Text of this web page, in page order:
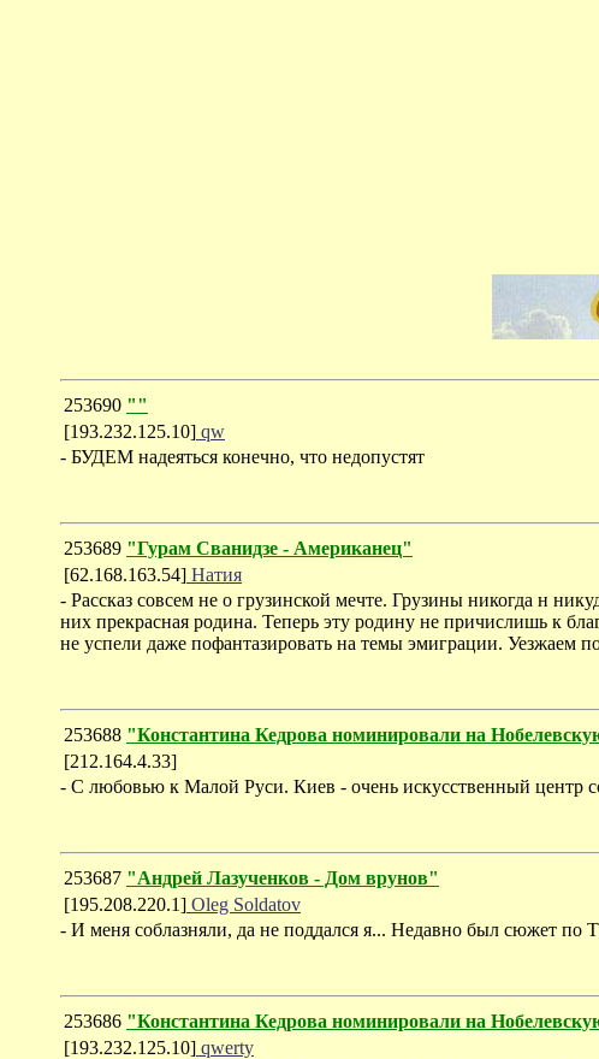
253690 ""
[193.232.125.10] qw
- БУДЕМ надеяться конечно, что недопустят
253689 "Гурам Сванидзе - Американец"
[62.168.163.54] Натия
- Рассказ совсем не о грузинской мечте. Грузины никогда н
них прекрасная родина. Теперь эту родину не причислишь к
не успели даже пофантазировать на темы эмиграции. Уезжаем
253688 "Константина Кедрова номинировали на
[212.164.4.33]
- С любовью к Малой Руси. Киев - очень искусственный центр
253687 "Андрей Лазученков - Дом врунов"
[195.208.220.1] Oleg Soldatov
- И меня соблазняли, да не поддался я... Недавно был сюжет по
253686 "Константина Кедрова номинировали на
[193.232.125.10] qwerty